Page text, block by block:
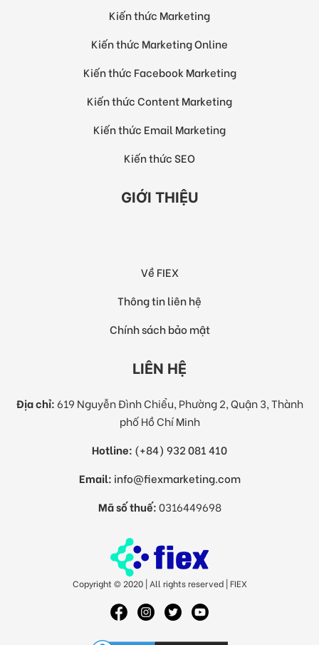
Kiến thức Marketing
Kiến thức Marketing Online
Kiến thức Facebook Marketing
Kiến thức Content Marketing
Kiến thức Email Marketing
Kiến thức SEO
GIỚI THIỆU
Về FIEX
Thông tin liên hệ
Chính sách bảo mật
LIÊN HỆ
Địa chỉ: 619 Nguyễn Đình Chiểu, Phường 2, Quận 3, Thành
phố Hồ Chí Minh
Hotline: (+84) 932 081 410
Email: info@fiexmarketing.com
Mã số thuế:0316449698
Copyright © 2020 | All rights reserved | FIEX